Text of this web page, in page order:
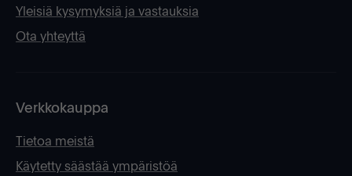
Yleisiä kysymyksiä ja vastauksia
Ota yhteyttä
Verkkokauppa
Tietoa meistä
Käytetty säästää ympäristöä